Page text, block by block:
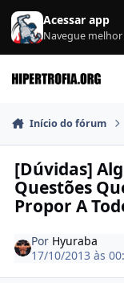
Ir para conteúdo
Acessar app
Navegue
Início do fórum
[Dúvidas]
Questões
Propor A
Por Hyuraba
17/10/2013 às